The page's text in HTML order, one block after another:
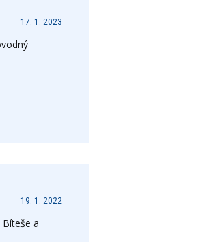
17. 1. 2023
19. 1. 2022
a